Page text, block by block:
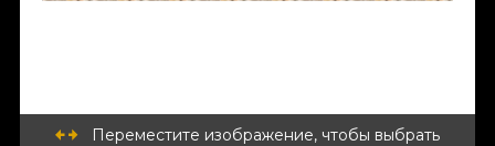
Переместите изображение, чтобы выбрать